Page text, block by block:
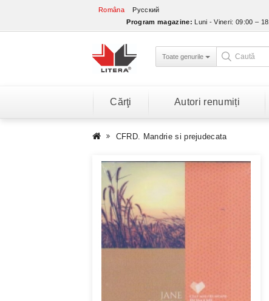
Româna
Русский
Program magazine: Luni - Vineri: 09:00 –
Toate genurile
Cărţi Autori renumiți
CFRD. Mandrie si prejudecata